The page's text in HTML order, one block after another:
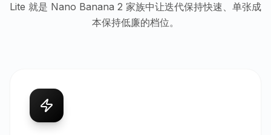
Lite 就是 Nano Banana 2 家族中让迭代保持快速、单张成
本保持低廉的档位。